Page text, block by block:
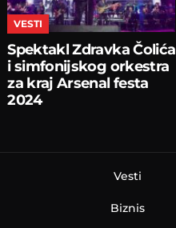
VESTI
Spektakl Zdravka Čolića
i simfonijskog orkestra
za kraj Arsenal festa
2024
Vesti
Biznis